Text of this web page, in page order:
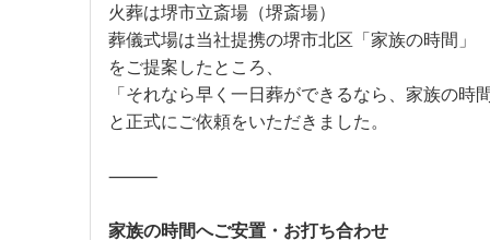
火葬は堺市立斎場（堺斎場）
葬儀式場は当社提携の堺市北区「家族の時間」
をご提案したところ、
「それなら早く一日葬ができるなら、家族の時
と正式にご依頼をいただきました。
⸻
家族の時間へご安置・お打ち合わせ